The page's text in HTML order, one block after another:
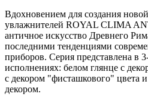
Вдохновением для создания
увлажнителей ROYAL CLIMA
античное искусство Древнего
последними тенденциями
приборов. Серия представлена в
исполнениях: белом глянце с
с декором "фисташкового" цвета
декором.